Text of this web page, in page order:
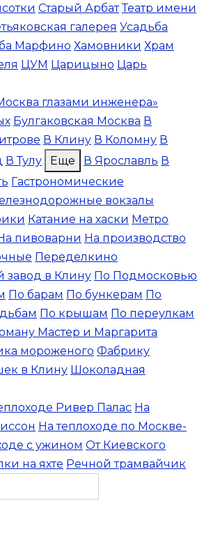
Старый Арбат Театр имени
галерея Усадьба
Марфино Хамовники Храм
ЦУМ Царицыно Царь
глазами инженера»
Булгаковская Москва В
В Клину В Коломну В
В Тулу Еще В Ярославль В
Гастрономические
вокзалы
Катание на хаски Метро
пивоварни На производство
Переделкино
завод в Клину По Подмосковью
По барам По бункерам По
По крышам По переулкам
Мастер и Маргарита
мороженого Фабрику
в Клину Шоколадная
Ривер Палас На
На теплоходе по Москве-
с ужином От Киевского
на яхте Речной трамвайчик